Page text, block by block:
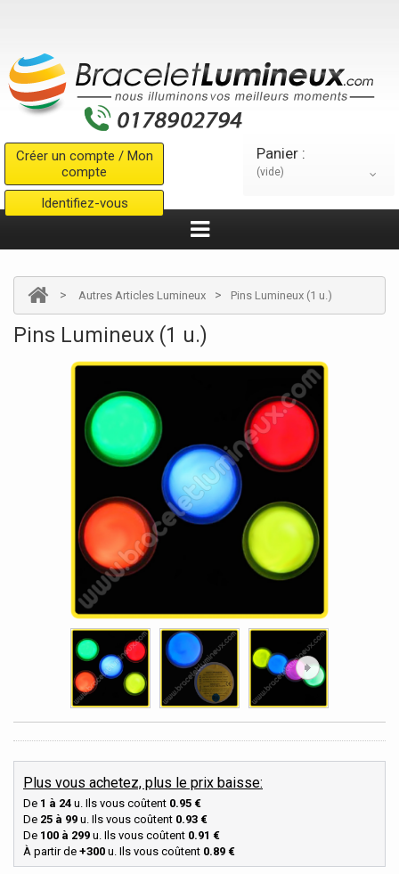
Créer un compte / Mon
compte
Identifiez-vous
Panier :
(vide)
> Autres Articles Lumineux > Pins Lumineux (1 u.)
Pins Lumineux (1 u.)
Plus vous achetez, plus le prix baisse:
De 1 à 24 u. Ils vous coûtent 0.95 €
De 25 à 99 u. Ils vous coûtent 0.93 €
De 100 à 299 u. Ils vous coûtent 0.91 €
À partir de +300 u. Ils vous coûtent 0.89 €